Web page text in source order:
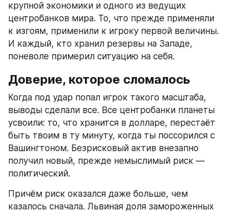
крупной экономики и одного из ведущих
центробанков мира. То, что прежде применяли
к изгоям, применили к игроку первой величины.
И каждый, кто хранил резервы на Западе,
поневоле примерил ситуацию на себя.
Доверие, которое сломалось
Когда под удар попал игрок такого масштаба,
выводы сделали все. Все центробанки планеты
усвоили: то, что хранится в долларе, перестаёт
быть твоим в ту минуту, когда ты поссорился с
Вашингтоном. Безрисковый актив внезапно
получил новый, прежде немыслимый риск —
политический.
Причём риск оказался даже больше, чем
казалось сначала. Львиная доля замороженных